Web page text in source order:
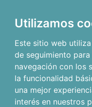
Utilizamos
Este sitio web
de seguimiento
navegación con los
la funcionalidad
una mejor
interés en nuestros